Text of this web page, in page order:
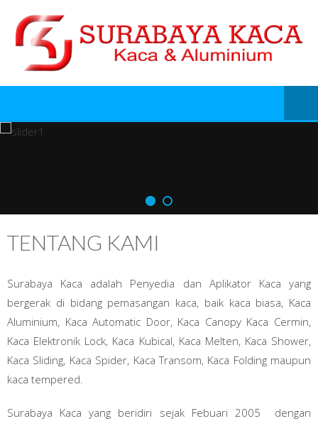
TENTANG KAMI
Surabaya Kaca adalah Penyedia dan Aplikator Kaca yang
bergerak di bidang pemasangan kaca, baik kaca biasa, Kaca
Aluminium, Kaca Automatic Door, Kaca Canopy Kaca Cermin,
Kaca Elektronik Lock, Kaca Kubical, Kaca Melten, Kaca Shower,
Kaca Sliding, Kaca Spider, Kaca Transom, Kaca Folding maupun
kaca tempered.
Surabaya Kaca yang beridiri sejak Febuari 2005 dengan